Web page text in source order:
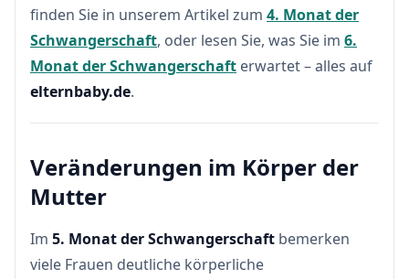
finden Sie in unserem Artikel zum 4. Monat der
Schwangerschaft, oder lesen Sie, was Sie im 6.
Monat der Schwangerschaft erwartet – alles auf
elternbaby.de.
Veränderungen im Körper der
Mutter
Im 5. Monat der Schwangerschaft bemerken
viele Frauen deutliche körperliche